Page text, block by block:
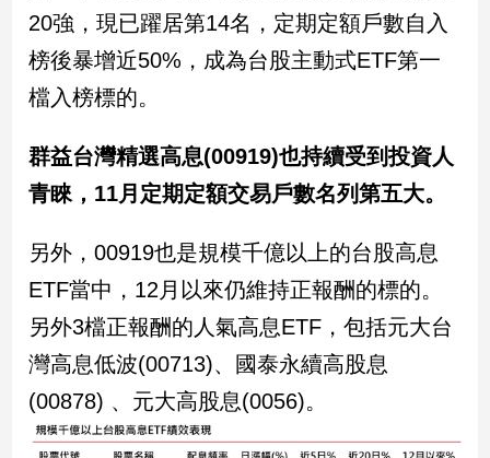
情
藝
術
／
創
／
電
推
技/
遊
戲
運
動
20強，現已躍居第14名，定期定額戶數自入
榜後暴增近50%，成為台股主動式ETF第一
檔入榜標的。
群益台灣精選高息(00919)也持續受到投資人
青睞，11月定期定額交易戶數名列第五大。
另外，00919也是規模千億以上的台股高息
ETF當中，12月以來仍維持正報酬的標的。
另外3檔正報酬的人氣高息ETF，包括元大台
灣高息低波(00713)、國泰永續高股息
(00878) 、元大高股息(0056)。